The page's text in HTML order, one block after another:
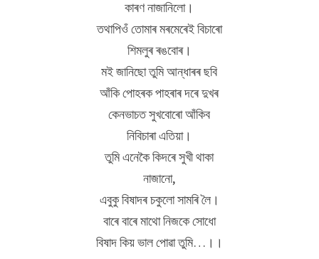
কাৰণ নাজানিলো।
তথাপিওঁ তোমাৰ মৰমেৰেই বিচাৰো
শিমলুৰ ৰঙবোৰ।
মই জানিছো তুমি আন্ধাৰৰ ছবি
আঁকি পোহৰক পাহৰাৰ দৰে দুখৰ
কেনভাচত সুখবোৰো আঁকিব
নিবিচাৰা এতিয়া।
তুমি এনেকৈ কিদৰে সুখী থাকা
নাজানো,
এবুকু বিষাদৰ চকুলো সামৰি লৈ।
বাৰে বাৰে মাথো নিজকে সোধো
বিষাদ কিয় ভাল পোৱা তুমি…।।